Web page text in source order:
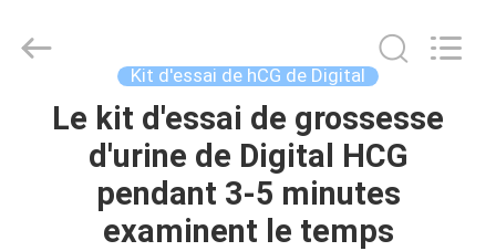
MAISON
PRODUITS
Guangzhou
Decheng
Kit d'essai de hCG de Digital
Le kit d'essai de grossesse
d'urine de Digital HCG
pendant 3-5 minutes
examinent le temps